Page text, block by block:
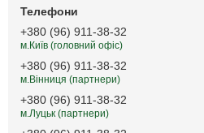
+380 (96) 911-38-32
м.Київ (головний офіс)
+380 (96) 911-38-32
м.Вінниця (партнери)
+380 (96) 911-38-32
м.Луцьк (партнери)